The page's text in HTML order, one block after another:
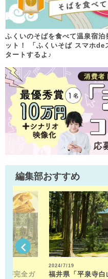
ふくいのそばを食べて温泉宿
ット！ 「ふくいそば スマホ
タートするよ♪
編集部おすすめ
が完全ガ
2024/7/19
福井県「平泉寺白